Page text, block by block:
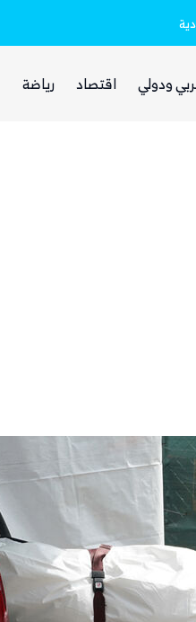
ذا
ودولي اقتصاد رياضة